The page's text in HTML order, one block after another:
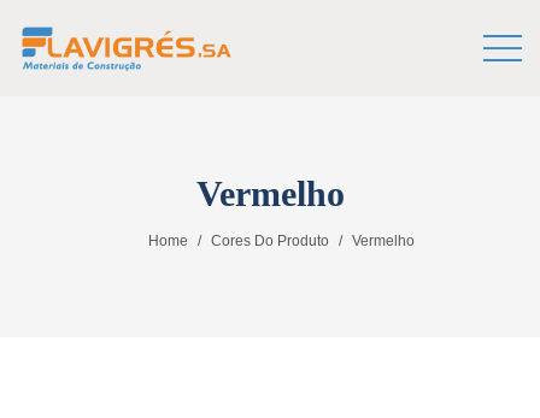
Vermelho
Home Cores Do Produto Vermelho